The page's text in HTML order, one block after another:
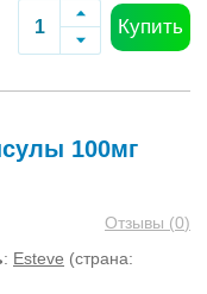
Купить
100мг
Отзывы (0)
: Esteve (страна: